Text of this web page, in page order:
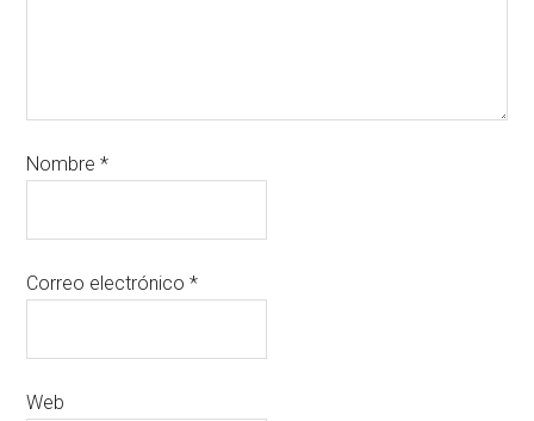
Nombre*
Correo electrónico*
Web